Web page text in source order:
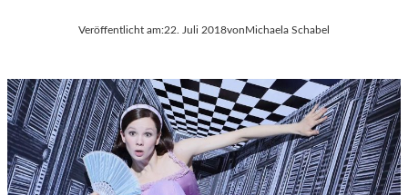
Veröffentlicht am:22. Juli 2018vonMichaela Schabel